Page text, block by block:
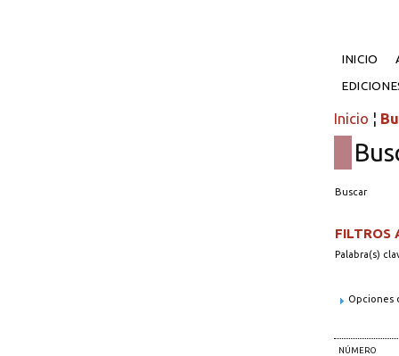
INICIO
Inicio ¦
Buscar
FILTROS
Palabra(s)
Opciones
NÚMERO